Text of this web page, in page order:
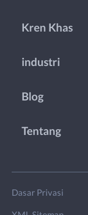
Kren Khas
industri
Blog
Tentang
Dasar Privasi